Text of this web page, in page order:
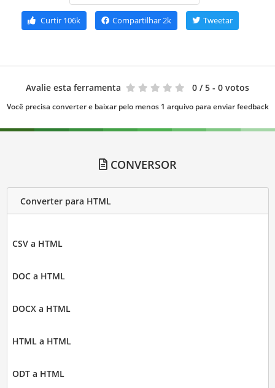
Curtir 106k Compartilhar2k Tweetar
Avalie esta ferramenta 0 / 5 - 0 votos
Você precisa converter e baixar pelo menos 1 arquivo para enviar feedback
CONVERSOR
Converter para HTML
CSV a HTML
DOC a HTML
DOCX a HTML
HTML a HTML
ODT a HTML